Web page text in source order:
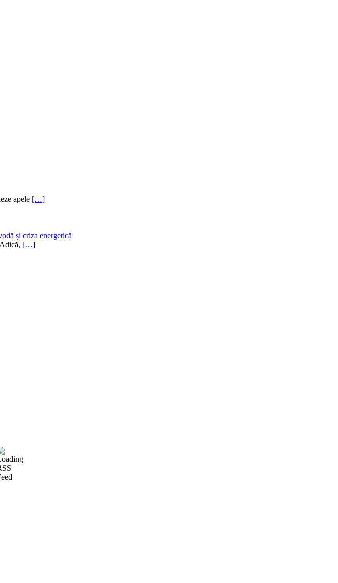
apele […]
și criza energetică
[…]